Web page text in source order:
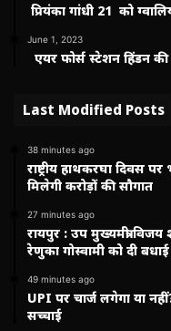
प्रियंका गांधी 21 को
June 1, 2023
एयर फोर्स स्टेशन हिंडन
Last Modified Posts
38 minutes ago
राष्ट्रीय हाथकरघा दिवस
मिलेगी करोड़ों की सौगात
27 minutes ago
रायपुर : उप मुख्यमंत्री विजय
रेणुका गोस्वामी को दी बधाई
49 minutes ago
UPI पर चार्ज लगेगा या
सच्चाई